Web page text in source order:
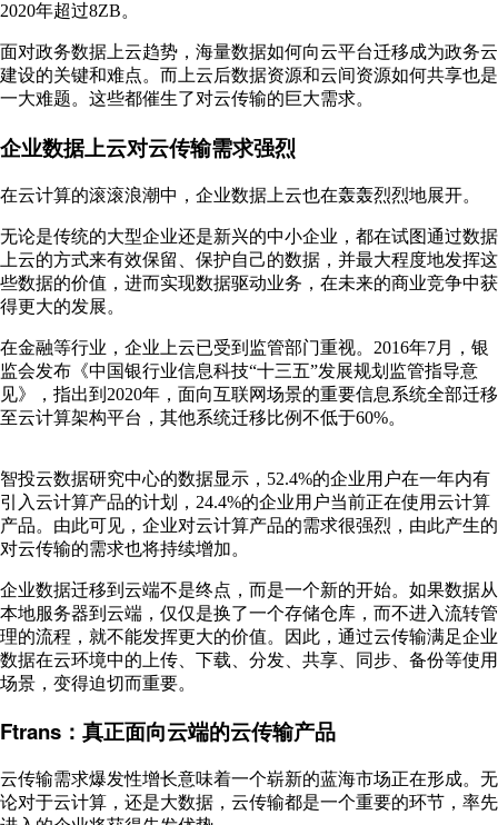
2020年超过8ZB。
面对政务数据上云趋势，海量数据如何向云平台迁移成为政务云
建设的关键和难点。而上云后数据资源和云间资源如何共享也是
一大难题。这些都催生了对云传输的巨大需求。
企业数据上云对云传输需求强烈
在云计算的滚滚浪潮中，企业数据上云也在轰轰烈烈地展开。
无论是传统的大型企业还是新兴的中小企业，都在试图通过数据
上云的方式来有效保留、保护自己的数据，并最大程度地发挥这
些数据的价值，进而实现数据驱动业务，在未来的商业竞争中获
得更大的发展。
在金融等行业，企业上云已受到监管部门重视。2016年7月，银
监会发布《中国银行业信息科技“十三五”发展规划监管指导意
见》，指出到2020年，面向互联网场景的重要信息系统全部迁移
至云计算架构平台，其他系统迁移比例不低于60%。
智投云数据研究中心的数据显示，52.4%的企业用户在一年内有
引入云计算产品的计划，24.4%的企业用户当前正在使用云计算
产品。由此可见，企业对云计算产品的需求很强烈，由此产生的
对云传输的需求也将持续增加。
企业数据迁移到云端不是终点，而是一个新的开始。如果数据从
本地服务器到云端，仅仅是换了一个存储仓库，而不进入流转管
理的流程，就不能发挥更大的价值。因此，通过云传输满足企业
数据在云环境中的上传、下载、分发、共享、同步、备份等使用
场景，变得迫切而重要。
Ftrans：真正面向云端的云传输产品
云传输需求爆发性增长意味着一个崭新的蓝海市场正在形成。无
论对于云计算，还是大数据，云传输都是一个重要的环节，率先